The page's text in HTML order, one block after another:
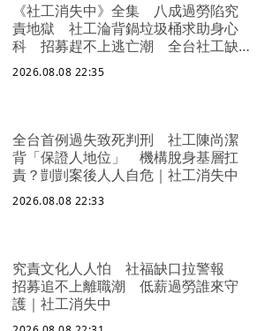
《社工消失中》全集 八成過勞陷究
責地獄 社工淪背鍋垃圾桶求助身心
科 招募趕不上逃亡潮 全台社工缺
口警報 揭薪資回捐黑幕 血汗錢遭
剝削
2026.08.08 22:35
全台首例過失致死判刑 社工陳尚潔
背「保證人地位」 機構脫身基層扛
責？剴剴案後人人自危｜社工消失中
2026.08.08 22:33
究責文化人人怕 社福缺口拉警報
招募追不上離職潮 低薪過勞誰來守
護｜社工消失中